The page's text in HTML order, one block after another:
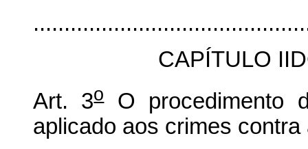
CAPÍTULO
Art. 3oO procedimento
aplicado aos crimes